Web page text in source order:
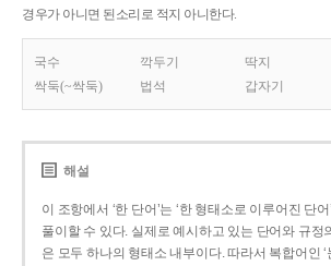
경우가 아니면 된소리로 적지 아니한다.
국수 깍두기 딱지
싹둑(~싹둑)
법석 갑자기
해설
이 조항에서 ‘한 단어’는 ‘한 형태소로 이루어진 단
풀이할 수 있다. 실제로 예시하고 있는 단어와 규정
은 모두 하나의 형태소 내부이다. 따라서 복합어인